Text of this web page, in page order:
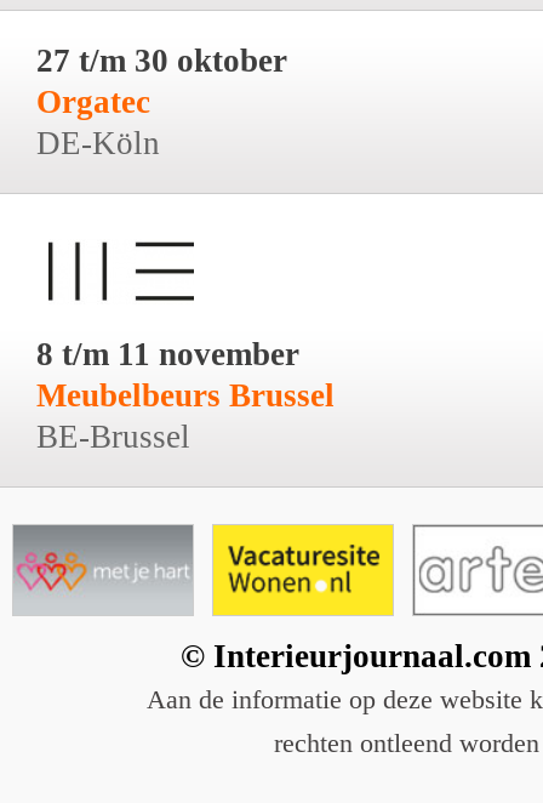
27 t/m 30 oktober
Orgatec
DE-Köln
8 t/m 11 november
Meubelbeurs Brussel
BE-Brussel
© Interieurjournaal.com
Aan de informatie op deze website
rechten ontleend worden